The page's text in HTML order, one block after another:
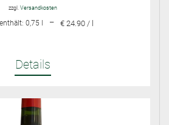
zzgl. Versandkosten
0,75 l – € 24.90 / l
Details